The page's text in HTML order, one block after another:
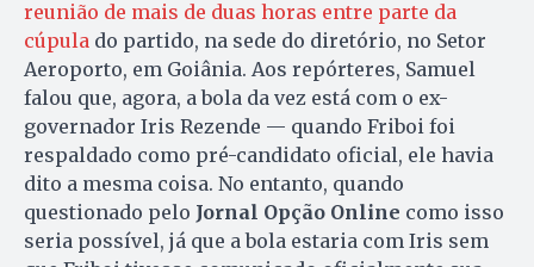
reunião de mais de duas horas entre parte da
cúpula do partido, na sede do diretório, no Setor
Aeroporto, em Goiânia. Aos repórteres, Samuel
falou que, agora, a bola da vez está com o ex-
governador Iris Rezende — quando Friboi foi
respaldado como pré-candidato oficial, ele havia
dito a mesma coisa. No entanto, quando
questionado pelo Jornal Opção Online como isso
seria possível, já que a bola estaria com Iris sem